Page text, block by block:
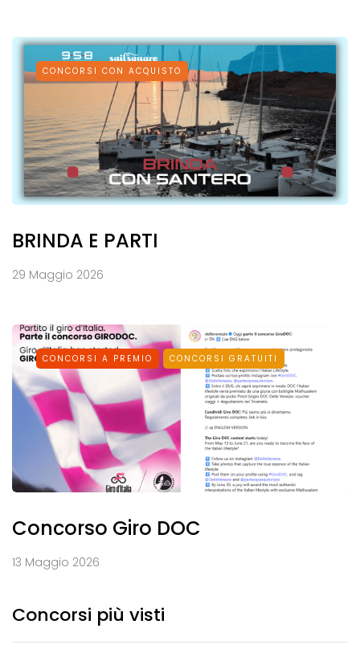
CONCORSI CON ACQUISTO
BRINDA E PARTI
29 Maggio 2026
CONCORSI A PREMIO CONCORSI GRATUITI
Concorso Giro DOC
13 Maggio 2026
Concorsi più visti